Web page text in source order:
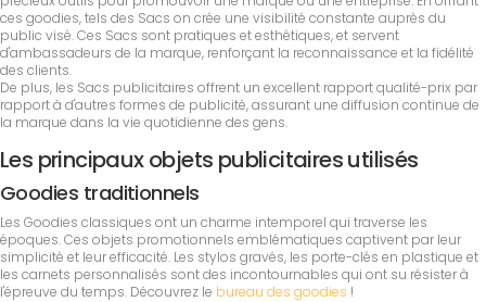
ces goodies, tels des Sacs on crée une visibilité constante auprès du
public visé. Ces Sacs sont pratiques et esthétiques, et servent
d'ambassadeurs de la marque, renforçant la reconnaissance et la fidélité
des clients.
De plus, les Sacs publicitaires offrent un excellent rapport qualité-prix par
rapport à d'autres formes de publicité, assurant une diffusion continue de
la marque dans la vie quotidienne des gens.
Les principaux objets publicitaires utilisés
Goodies traditionnels
Les Goodies classiques ont un charme intemporel qui traverse les
époques. Ces objets promotionnels emblématiques captivent par leur
simplicité et leur efficacité. Les stylos gravés, les porte-clés en plastique et
les carnets personnalisés sont des incontournables qui ont su résister à
l'épreuve du temps. Découvrez le bureau des goodies !